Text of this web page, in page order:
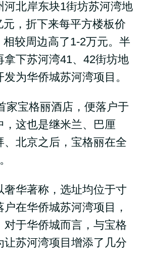
河北岸东块1街坊苏河湾地
，折下来每平方楼板价
相较周边高了1-2万元。半
拿下苏河湾41、42街坊地
为华侨城苏河湾项目。
家宝格丽酒店，便落户于
，这也是继米兰、巴厘
、北京之后，宝格丽在全
奢华著称，选址均位于寸
在华侨城苏河湾项目，
对于华侨城而言，与宝格
让苏河湾项目增添了几分